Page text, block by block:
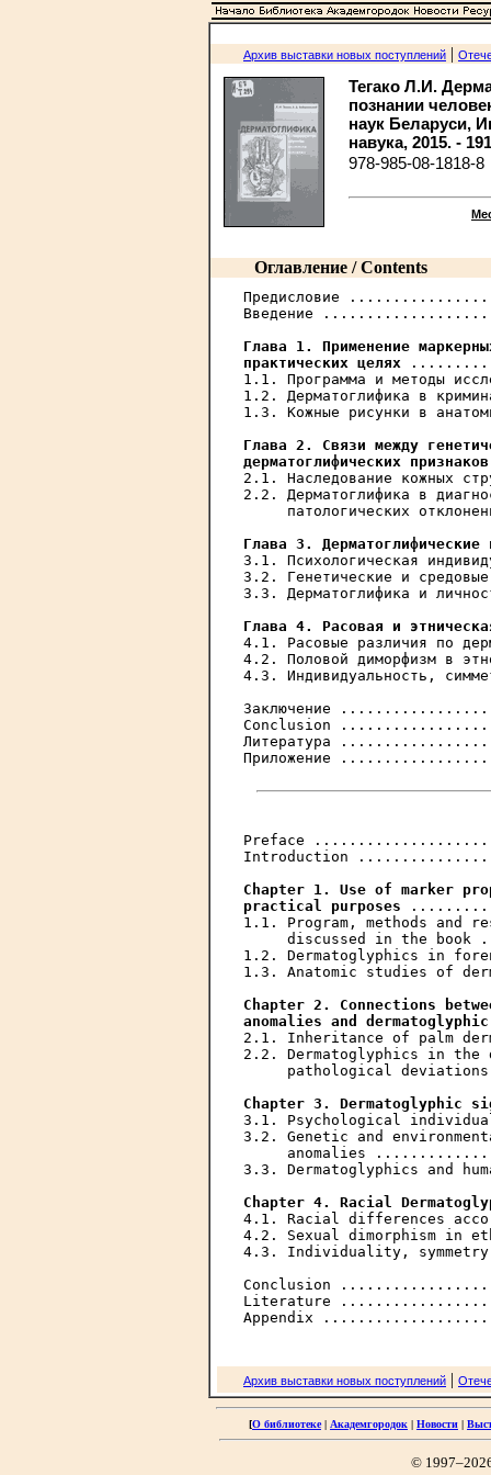
Архив выставки новых поступлений |
Тегако Л.И.
познании
наук Беларуси,
навука, 2015. -
978-985-08-1818-8
Оглавление / Contents
Предисловие
Введение
Глава 1. Применение
практических целях
1.1. Программа и
1.2. Дерматоглифика в
1.3. Кожные рисунки в
Глава 2. Связи между
дерматоглифических признаков
2.1. Наследование
2.2. Дерматоглифика в
патологических
Глава 3. Дерматоглифические
3.1. Психологическая
3.2. Генетические и
3.3. Дерматоглифика и
Глава 4. Расовая и
4.1. Расовые различия по
4.2. Половой диморфизм в
4.3. Индивидуальность,
Заключение
Conclusion
Литература
Приложение
Preface
Introduction
Chapter 1. Use of marker
practical purposes
1.1. Program, methods and
discussed in the book
1.2. Dermatoglyphics in
1.3. Anatomic studies
Chapter 2. Connections
anomalies and
2.1. Inheritance of palm
2.2. Dermatoglyphics in the
pathological
Chapter 3. Dermatoglyphic
3.1. Psychological
3.2. Genetic and
anomalies
3.3. Dermatoglyphics
Chapter 4. Racial
4.1. Racial differences
4.2. Sexual dimorphism
4.3. Individuality,
Conclusion
Literature
Архив выставки новых поступлений |
[О библиотеке| Академгородок | Новости |
©